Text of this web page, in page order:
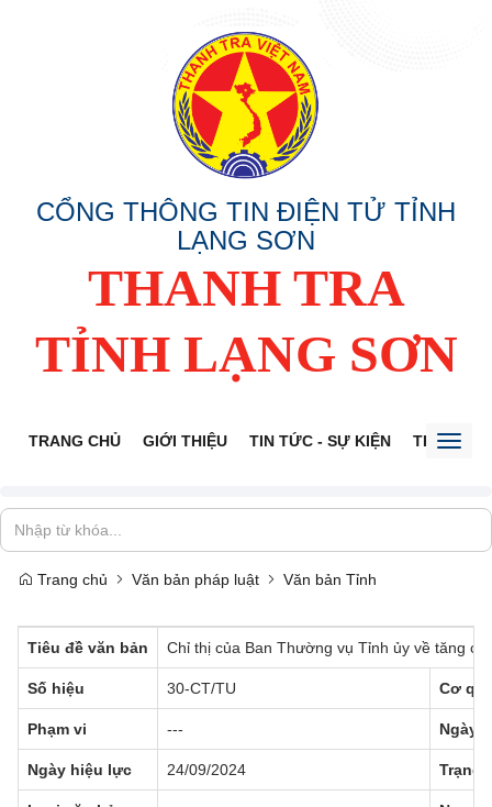
CỔNG THÔNG TIN ĐIỆN TỬ TỈNH
LẠNG SƠN
THANH TRA
TỈNH LẠNG SƠN
TRANG CHỦ GIỚI THIỆU TIN TỨC - SỰ KIỆN THÔNG
Trang chủ Văn bản pháp luật Văn bản Tỉnh
Tiêu đề văn bản Chỉ thị của Ban Thường vụ Tỉnh ủy về tăng
Số hiệu 30-CT/TU Cơ
Phạm vi --- Ngày
Ngày hiệu lực 24/09/2024 Trạng